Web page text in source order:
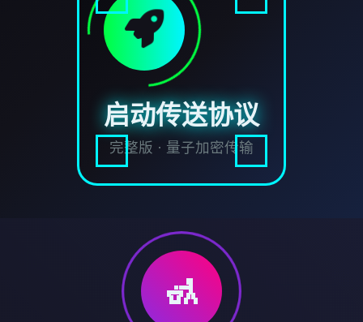
启动传送协议
完整版 · 量子加密传输
🚮